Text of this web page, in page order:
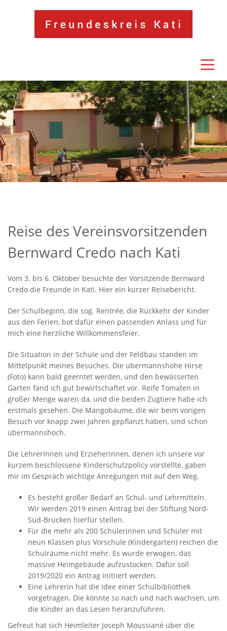
Reise des Vereinsvorsitzenden
Bernward Credo nach Kati
Vom 3. bis 6. Oktober besuchte der Vorsitzende Bernward
Credo die Freunde in Kati. Hier ein kurzer Reisebericht.
Der Schulbeginn, die sog. Rentrée, die Rückkehr der Kinder
aus den Ferien, bot dafür einen passenden Anlass und für
mich eine herzliche Willkommensfeier.
Die Situation in der Schule und der Feldbau standen im
Mittelpunkt meines Besuches. Die übermannshohe Hirse
(Foto) kann bald geerntet werden, und den bewässerten
Garten fand ich gut bewirtschaftet vor. Reife Tomaten in
großer Menge waren da, und die beiden Zugtiere habe ich
erstmals gesehen. Die Mangobäume, die wir beim vorigen
Besuch vor knapp zwei Jahren gepflanzt haben, sind schon
übermannshoch.
Die LehrerInnen und Erzieherinnen, denen ich unsere vor
kurzem beschlossene Kinderschutzpolicy vorstellte, gaben
mir im Gespräch wichtige Anregungen mit auf den Weg.
Es besteht großer Bedarf an Schul- und Lehrmitteln.
Wir werden 2019 einen Antrag bei der Stiftung Nord-
Süd-Brücken hierfür stellen.
Für die mehr als 200 Schülerinnen und Schüler mit
neun Klassen plus Vorschule (Kindergarten) reichen die
Schulräume nicht mehr. Es wurde erwogen, das
massive Heimgebäude aufzustocken. Dafür soll
2019/2020 ein Antrag initiiert werden.
Eine Lehrerin hat die Idee einer Schulbibliothek
vorgetragen. Die könnte so nach und nach wachsen, um
die Kinder an das Lesen heranzuführen.
Gefreut hat sich Heimleiter Joseph Moussiané über die